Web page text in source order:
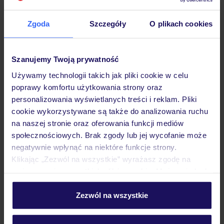
Zgoda Szczegóły O plikach cookies
Szanujemy Twoją prywatność
Używamy technologii takich jak pliki cookie w celu
poprawy komfortu użytkowania strony oraz
personalizowania wyświetlanych treści i reklam. Pliki
cookie wykorzystywane są także do analizowania ruchu
na naszej stronie oraz oferowania funkcji mediów
społecznościowych. Brak zgody lub jej wycofanie może
negatywnie wpłynąć na niektóre funkcje strony.
Klikając „Zezwól na wszystkie” wyrażasz zgodę na
personalizować swój wybór wchodząc w zakładkę
Szczegółowe informacje o plikach cookie znajdziesz
Zezwól na wszystkie
Hotel
Pokoje
Wyżywienie
Atrakcje
Ważne informacje